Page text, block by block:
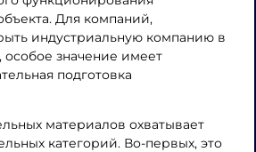
Для компаний,
индустриальную компанию в
значение имеет
подготовка
материалов охватывает
категорий. Во-первых, это